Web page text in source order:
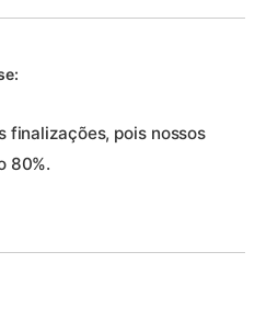
finalizações, pois nossos
80%.